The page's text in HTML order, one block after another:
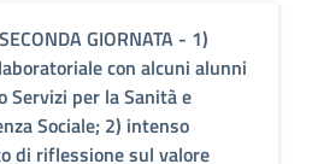
GIORNATA - 1)
con alcuni alunni
Servizi per la Sanità e
Sociale; 2) intenso
di riflessione sul valore